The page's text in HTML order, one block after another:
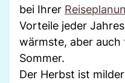
bei Ihrer
Vorteile jeder
wärmste, aber
Sommer.
Der Herbst ist